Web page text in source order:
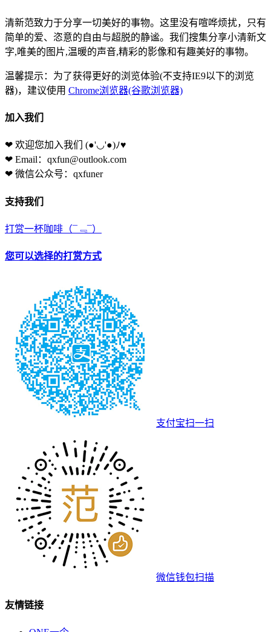
清新范致力于分享一切美好的事物。这里没有喧哗烦扰，只有
简单的爱、恣意的自由与超脱的静谧。我们搜集分享小清新文
字,唯美的图片,温暖的声音,精彩的影像和有趣美好的事物。
温馨提示：为了获得更好的浏览体验(不支持IE9以下的浏览
器)，建议使用 Chrome浏览器(谷歌浏览器)
加入我们
❤ 欢迎您加入我们 (●'◡'●)ﾉ♥
❤ Email：qxfun@outlook.com
❤ 微信公众号：qxfuner
支持我们
打赏一杯咖啡 （¯﹃¯）
您可以选择的打赏方式
支付宝扫一扫
微信钱包扫描
友情链接